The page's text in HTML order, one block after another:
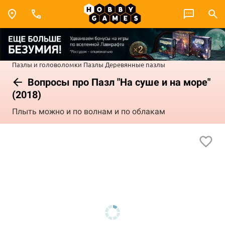
Пазлы и головоломки Пазлы Деревянные пазлы
Вопросы про Пазл "На суше и на море"
(2018)
Плыть можно и по волнам и по облакам